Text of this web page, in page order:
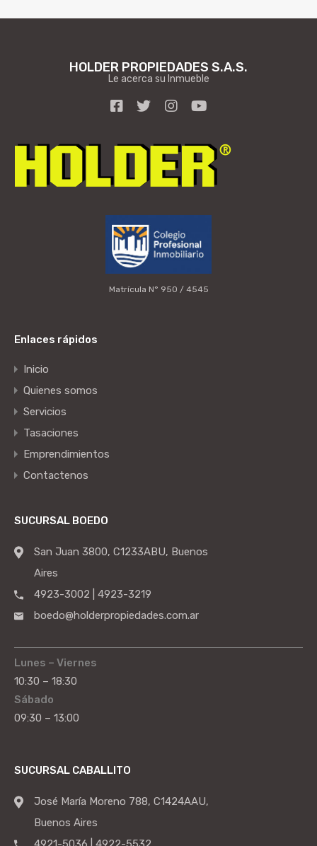
HOLDER PROPIEDADES S.A.S.
Le acerca su Inmueble
Matrícula N° 950 / 4545
Enlaces rápidos
Inicio
Quienes somos
Servicios
Tasaciones
Emprendimientos
Contactenos
SUCURSAL BOEDO
San Juan 3800, C1233ABU, Buenos
Aires
4923-3002 | 4923-3219
boedo@holderpropiedades.com.ar
Lunes – Viernes
10:30 – 18:30
Sábado
09:30 – 13:00
SUCURSAL CABALLITO
José María Moreno 788, C1424AAU,
Buenos Aires